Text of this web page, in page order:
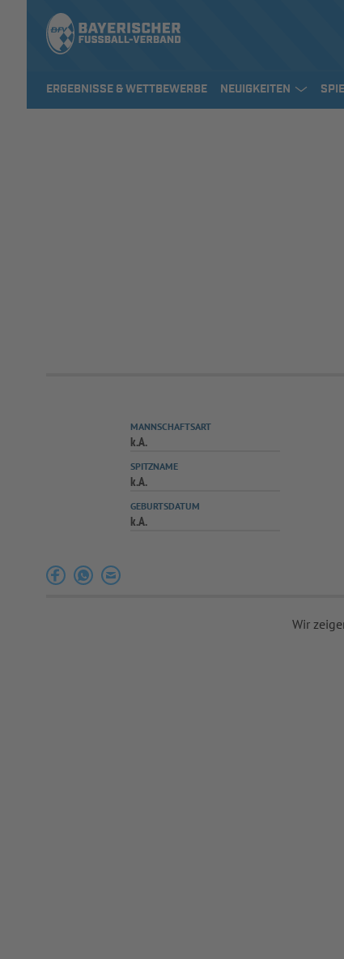
ERGEBNISSE & WETTBEWERBE NEUIGKEITEN
MANNSCHAFTSART
k.A.
SPITZNAME
k.A.
GEBURTSDATUM
k.A.
Wir